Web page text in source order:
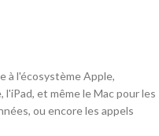
à l'écosystème Apple,
et même le Mac pour les
ou encore les appels